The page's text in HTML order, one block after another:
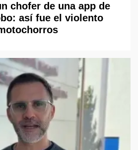
chofer de una app de
así fue el violento